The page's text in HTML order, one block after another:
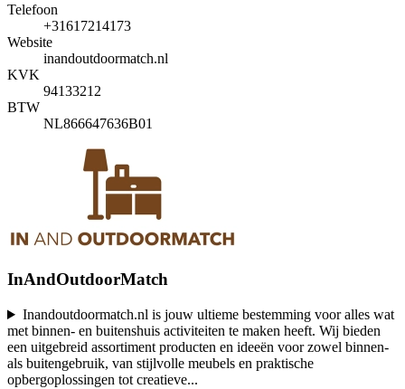
Telefoon
+31617214173
Website
inandoutdoormatch.nl
KVK
94133212
BTW
NL866647636B01
InAndOutdoorMatch
Inandoutdoormatch.nl is jouw ultieme bestemming voor alles wat
met binnen- en buitenshuis activiteiten te maken heeft. Wij bieden
een uitgebreid assortiment producten en ideeën voor zowel binnen-
als buitengebruik, van stijlvolle meubels en praktische
opbergoplossingen tot creatieve...